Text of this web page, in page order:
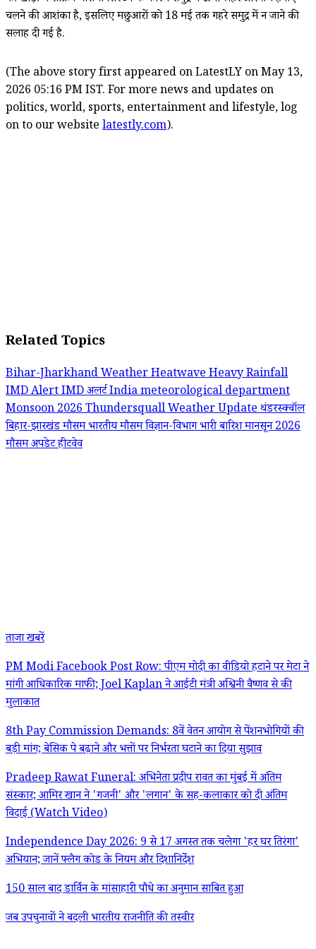
चलने की आशंका है, इसलिए मछुआरों को 18 मई तक गहरे समुद्र में न जाने की
सलाह दी गई है.
(The above story first appeared on LatestLY on May 13,
2026 05:16 PM IST. For more news and updates on
politics, world, sports, entertainment and lifestyle, log
on to our website latestly.com).
Related Topics
Bihar-Jharkhand WeatherHeatwaveHeavy Rainfall
IMD AlertIMD अलर्टIndia meteorological department
Monsoon 2026ThundersquallWeather Updateथंडरस्क्वॉल
बिहार-झारखंड मौसमभारतीय मौसम विज्ञान-विभागभारी बारिशमानसून 2026
मौसम अपडेटहीटवेव
ताजा खबरें
PM Modi Facebook Post Row: पीएम मोदी का वीडियो हटाने पर मेटा ने
मांगी आधिकारिक माफी; Joel Kaplan ने आईटी मंत्री अश्विनी वैष्णव से की
मुलाकात
8th Pay Commission Demands: 8वें वेतन आयोग से पेंशनभोगियों की
बड़ी मांग; बेसिक पे बढ़ाने और भत्तों पर निर्भरता घटाने का दिया सुझाव
Pradeep Rawat Funeral: अभिनेता प्रदीप रावत का मुंबई में अंतिम
संस्कार; आमिर खान ने 'गजनी' और 'लगान' के सह-कलाकार को दी अंतिम
विदाई (Watch Video)
Independence Day 2026: 9 से 17 अगस्त तक चलेगा 'हर घर तिरंगा'
अभियान; जानें फ्लैग कोड के नियम और दिशानिर्देश
150 साल बाद डार्विन के मांसाहारी पौधे का अनुमान साबित हुआ
जब उपचुनावों ने बदली भारतीय राजनीति की तस्वीर